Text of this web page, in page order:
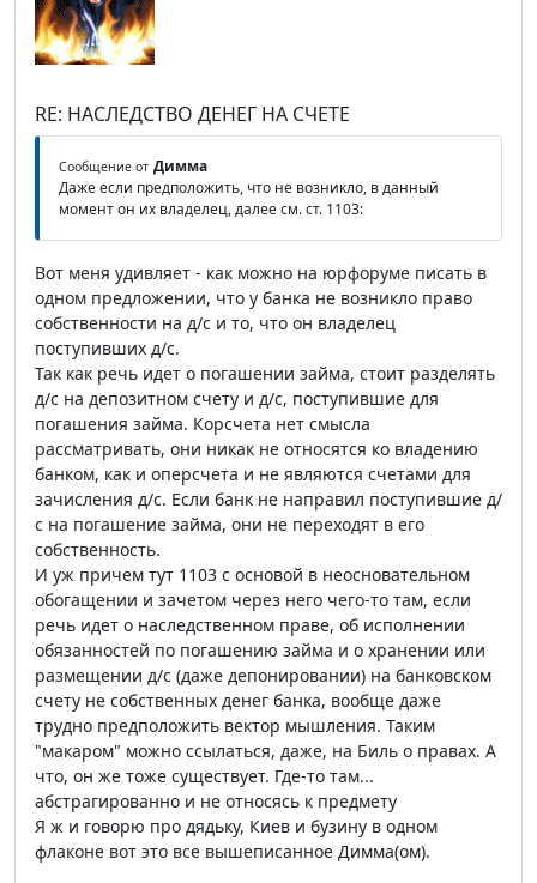
RE: НАСЛЕДСТВО ДЕНЕГ НА СЧЕТЕ
Сообщение от Димма
Даже если предположить, что не возникло, в данный
момент он их владелец, далее см. ст. 1103:
Вот меня удивляет - как можно на юрфоруме писать в
одном предложении, что у банка не возникло право
собственности на д/с и то, что он владелец
поступивших д/с.
Так как речь идет о погашении займа, стоит разделять
д/с на депозитном счету и д/с, поступившие для
погашения займа. Корсчета нет смысла
рассматривать, они никак не относятся ко владению
банком, как и оперсчета и не являются счетами для
зачисления д/с. Если банк не направил поступившие д/
с на погашение займа, они не переходят в его
собственность.
И уж причем тут 1103 с основой в неосновательном
обогащении и зачетом через него чего-то там, если
речь идет о наследственном праве, об исполнении
обязанностей по погашению займа и о хранении или
размещении д/с (даже депонировании) на банковском
счету не собственных денег банка, вообще даже
трудно предположить вектор мышления. Таким
"макаром" можно ссылаться, даже, на Биль о правах. А
что, он же тоже существует. Где-то там...
абстрагированно и не относясь к предмету
Я ж и говорю про дядьку, Киев и бузину в одном
флаконе вот это все вышеписанное Димма(ом).